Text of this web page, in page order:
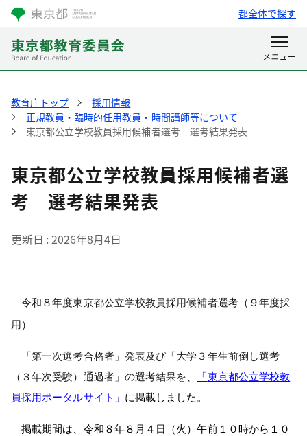
都全体で探す
教育庁トップ
採用情報
正規教員・臨時的任用教員・時間講師等について
東京都公立学校教員採用候補者選考 選考結果発表
東京都公立学校教員採用候補者選
考 選考結果発表
更新日 2026年8月4日
令和８年度東京都公立学校教員採用候補者選考（９年度採
用）
「第一次選考合格者」発表及び「大学３年生前倒し選考
（３年次受験）通過者」の選考結果を
「 東京都公立学校教
員採用ポータルサイト 」 に掲載しました。
掲載期間は、令和８年８月４日（火）午前１０時から１０